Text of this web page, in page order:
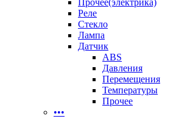
Прочее(электрика)
Реле
Стекло
Лампа
Датчик
ABS
Давления
Перемещения
Температуры
Прочее
•••